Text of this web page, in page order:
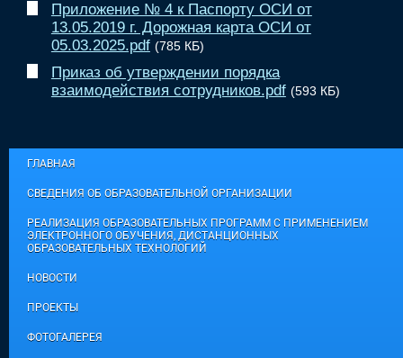
Приложение № 4 к Паспорту ОСИ от
13.05.2019 г. Дорожная карта ОСИ от
05.03.2025.pdf (785 КБ)
Приказ об утверждении порядка
взаимодействия сотрудников.pdf (593 КБ)
ГЛАВНАЯ
СВЕДЕНИЯ ОБ ОБРАЗОВАТЕЛЬНОЙ ОРГАНИЗАЦИИ
РЕАЛИЗАЦИЯ ОБРАЗОВАТЕЛЬНЫХ ПРОГРАММ С ПРИМЕНЕНИЕМ
ЭЛЕКТРОННОГО ОБУЧЕНИЯ, ДИСТАНЦИОННЫХ
ОБРАЗОВАТЕЛЬНЫХ ТЕХНОЛОГИЙ
НОВОСТИ
ПРОЕКТЫ
ФОТОГАЛЕРЕЯ